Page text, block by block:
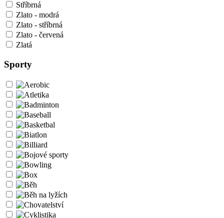
Stříbrná
Zlato - modrá
Zlato - stříbrná
Zlato - červená
Zlatá
Sporty